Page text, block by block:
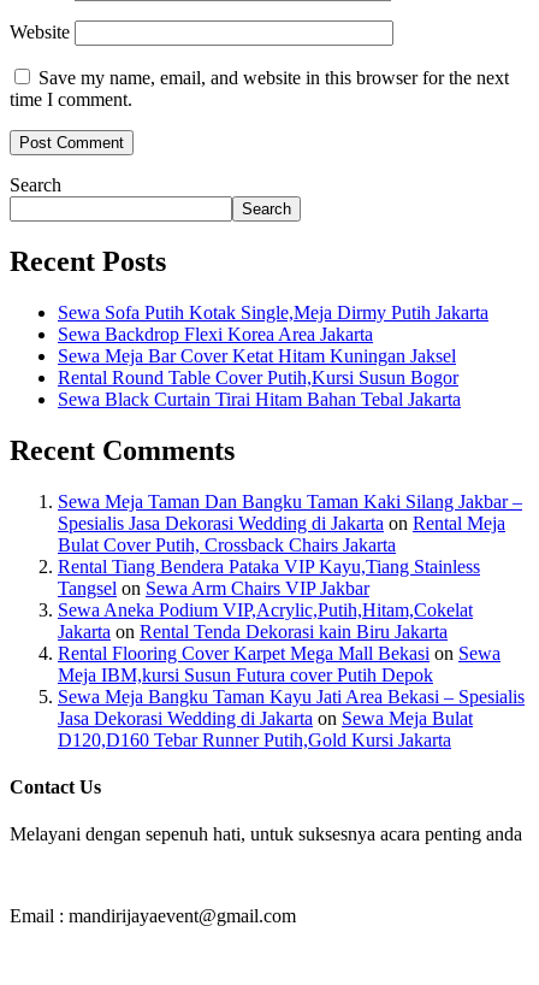
Website
Save my name, email, and website in this browser for the next
time I comment.
Search
Search
Recent Posts
Sewa Sofa Putih Kotak Single,Meja Dirmy Putih Jakarta
Sewa Backdrop Flexi Korea Area Jakarta
Sewa Meja Bar Cover Ketat Hitam Kuningan Jaksel
Rental Round Table Cover Putih,Kursi Susun Bogor
Sewa Black Curtain Tirai Hitam Bahan Tebal Jakarta
Recent Comments
Sewa Meja Taman Dan Bangku Taman Kaki Silang Jakbar –
Spesialis Jasa Dekorasi Wedding di Jakarta on Rental Meja
Bulat Cover Putih, Crossback Chairs Jakarta
Rental Tiang Bendera Pataka VIP Kayu,Tiang Stainless
Tangsel on Sewa Arm Chairs VIP Jakbar
Sewa Aneka Podium VIP,Acrylic,Putih,Hitam,Cokelat
Jakarta on Rental Tenda Dekorasi kain Biru Jakarta
Rental Flooring Cover Karpet Mega Mall Bekasi on Sewa
Meja IBM,kursi Susun Futura cover Putih Depok
Sewa Meja Bangku Taman Kayu Jati Area Bekasi – Spesialis
Jasa Dekorasi Wedding di Jakarta on Sewa Meja Bulat
D120,D160 Tebar Runner Putih,Gold Kursi Jakarta
Contact Us
Melayani dengan sepenuh hati, untuk suksesnya acara penting anda
Email : mandirijayaevent@gmail.com